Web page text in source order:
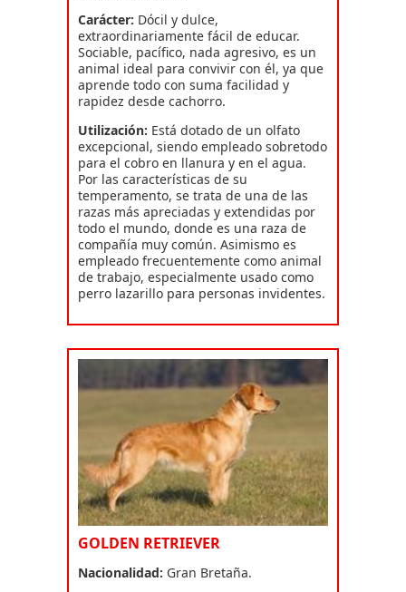
Carácter: Dócil y dulce,
extraordinariamente fácil de educar.
Sociable, pacífico, nada agresivo, es un
animal ideal para convivir con él, ya que
aprende todo con suma facilidad y
rapidez desde cachorro.
Utilización: Está dotado de un olfato
excepcional, siendo empleado sobretodo
para el cobro en llanura y en el agua.
Por las características de su
temperamento, se trata de una de las
razas más apreciadas y extendidas por
todo el mundo, donde es una raza de
compañía muy común. Asimismo es
empleado frecuentemente como animal
de trabajo, especialmente usado como
perro lazarillo para personas invidentes.
GOLDEN RETRIEVER
Nacionalidad: Gran Bretaña.